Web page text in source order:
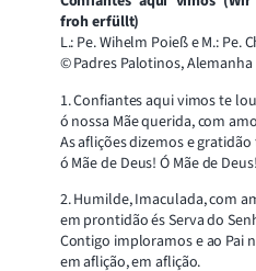
froh erfüllt)
L.: Pe. Wihelm Poieß e M.: Pe.
© Padres Palotinos, Alemanha
1. Confiantes aqui vimos te
ó nossa Mãe querida, com
As aflições dizemos e
ó Mãe de Deus! Ó Mãe de Deus!
2. Humilde, Imaculada, com
em prontidão és Serva do
Contigo imploramos e ao Pai
em aflição, em aflição.